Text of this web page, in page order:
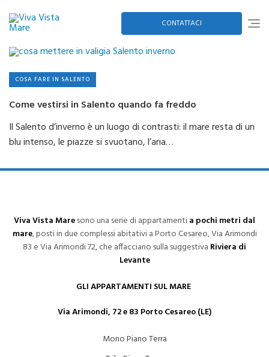
content CONTATTACI
COSA FARE IN SALENTO
Come vestirsi in Salento quando fa freddo
Il Salento d’inverno è un luogo di contrasti: il mare resta di un
blu intenso, le piazze si svuotano, l’aria…
Viva Vista Maresono una serie di appartamentia pochi metri dal
mare, posti in due complessi abitativi a Porto Cesareo, Via Arimondi
83 e Via Arimondi 72, che affacciano sulla suggestiva Riviera di
Levante
GLI APPARTAMENTI SUL MARE
Via Arimondi, 72 e 83 Porto Cesareo (LE)
Mono Piano Terra